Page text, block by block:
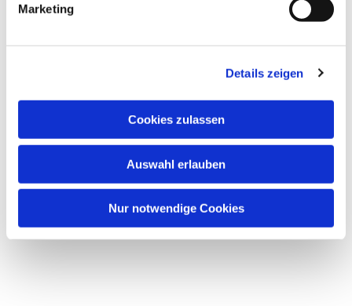
Marketing
Details zeigen
Cookies zulassen
Auswahl erlauben
Nur notwendige Cookies
Dies könnte Sie auch
interessieren